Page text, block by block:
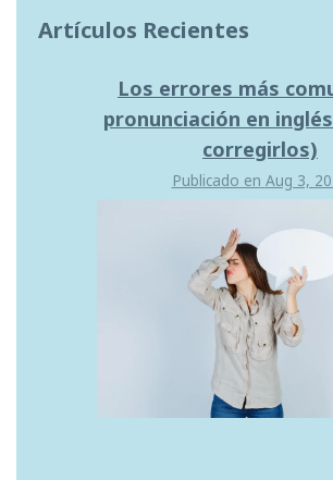
Artículos Recientes
Los errores más
pronunciación en
corregirlos)
Publicado en Aug 3,